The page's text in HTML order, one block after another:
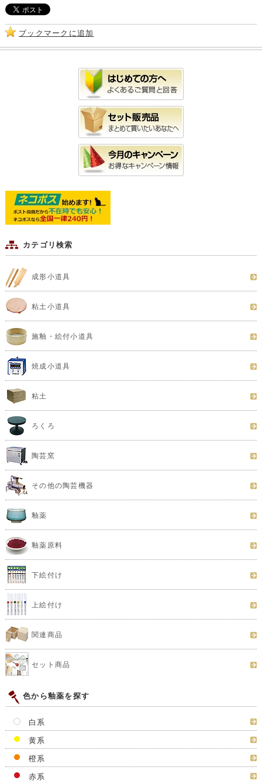
ブックマークに追加
カテゴリ検索
成形小道具
粘土小道具
施釉・絵付小道具
焼成小道具
粘土
ろくろ
陶芸窯
その他の陶芸機器
釉薬
釉薬原料
下絵付け
上絵付け
関連商品
セット商品
色から釉薬を探す
白系
黄系
橙系
赤系